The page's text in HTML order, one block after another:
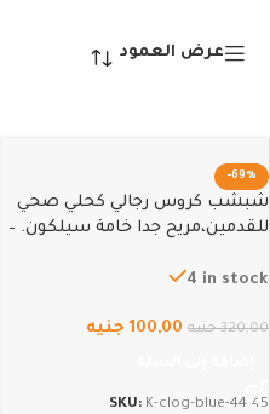
عرض العمود
-69%
شبشب كروس رجالي كحلي صحي
للقدمين،مريح جدا خامة سيلكون. –
4 in stock
320,00 جنيه 100,00 جنيه
SKU: K-clog-blue-44-45